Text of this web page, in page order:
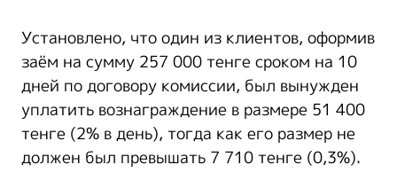
Установлено, что один из клиентов, оформив
заём на сумму 257 000 тенге сроком на 10
дней по договору комиссии, был вынужден
уплатить вознаграждение в размере 51 400
тенге (2% в день), тогда как его размер не
должен был превышать 7 710 тенге (0,3%).